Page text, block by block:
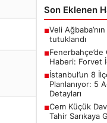
Son Eklenen
■Veli
tutuklandı
■
Haberi: Forvet
■İstanbul’un 8
Planlanıyor: 5
Detayları
■Cem Küçük
Tahir Sarıkaya